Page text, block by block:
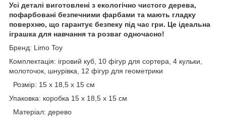
Усі деталі виготовлені з екологічно чистого дерева,
пофарбовані безпечними фарбами та мають гладку
поверхню, що гарантує безпеку під час гри. Це ідеальна
іграшка для навчання та розваг одночасно!
Бренд: Limo Toy
Комплектація: ігровий куб, 10 фігур для сортера, 4 кульки,
молоточок, шнурівка, 12 фігур для геометрики
Розмір: 15 x 18,5 x 15 см
Упаковка: коробка 15 x 18,5 x 15 см
Матеріал: дерево